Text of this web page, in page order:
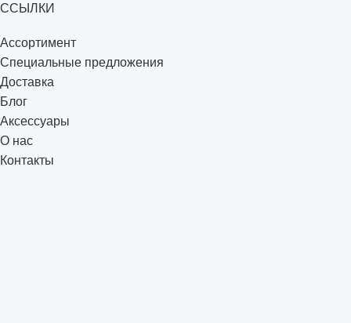
ССЫЛКИ
Ассортимент
Специальные предложения
Доставка
Блог
Аксессуары
О нас
Контакты